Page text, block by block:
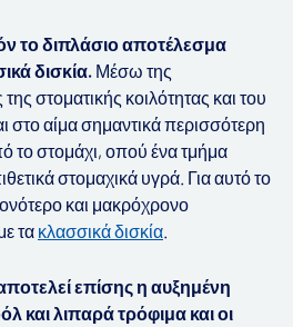
το διπλάσιοαποτέλεσμα
δισκία. Μέσω της
της στοματικής κοιλότητας και του
στοαίμασημαντικάπερισσότερη
τοστομάχι, οπού ένατμήμα
στομαχικά υγρά. Γιααυτότο
και μακρόχρονο
τα κλασσικάδισκία.
επίσης η αυξημένη
καιλιπαράτρόφιμα καιοι